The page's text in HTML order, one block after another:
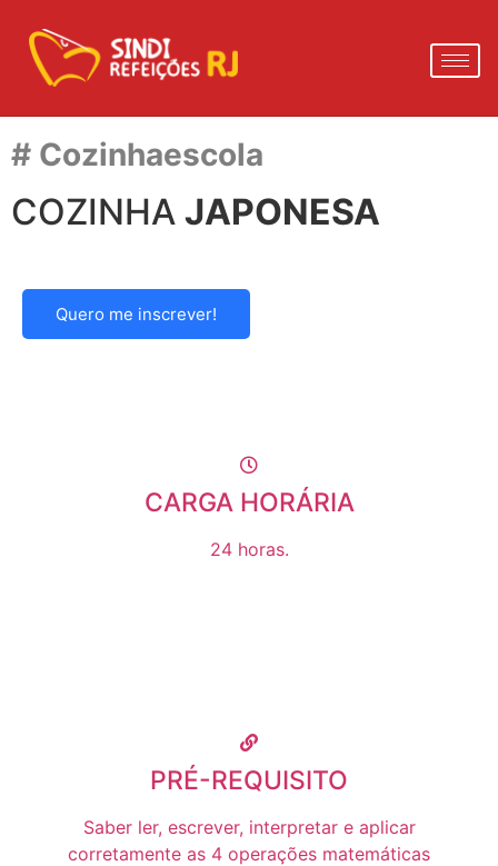
# Cozinhaescola
COZINHA JAPONESA
Quero me inscrever!
CARGA HORÁRIA
24 horas.
PRÉ-REQUISITO
Saber ler, escrever, interpretar e aplicar
corretamente as 4 operações matemáticas